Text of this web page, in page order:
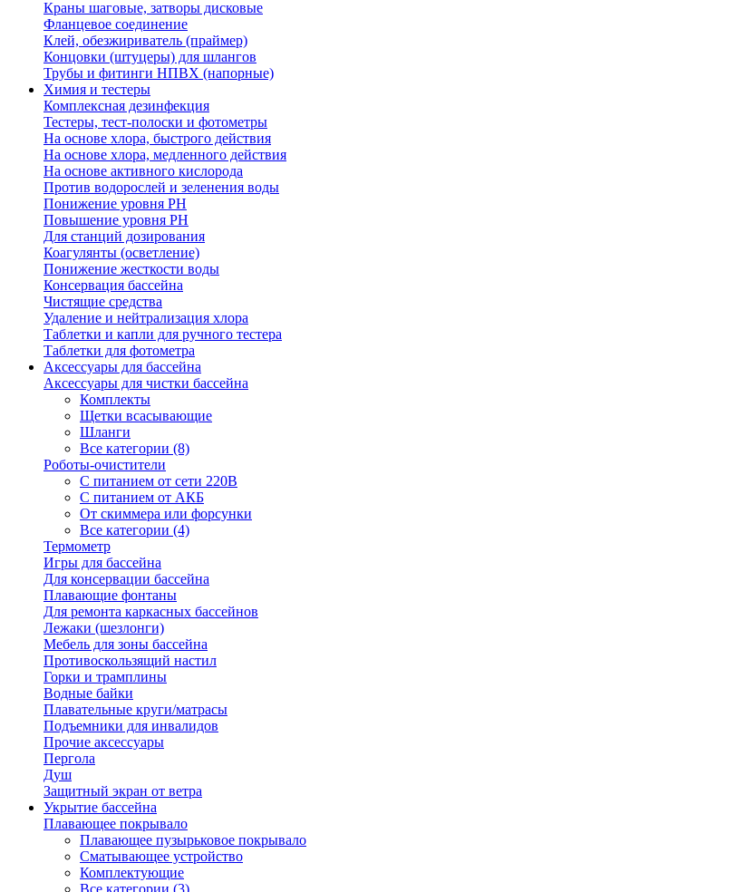
Краны шаговые, затворы дисковые
Фланцевое соединение
Клей, обезжириватель (праймер)
Концовки (штуцеры) для шлангов
Трубы и фитинги НПВХ (напорные)
Химия и тестеры
Комплексная дезинфекция
Тестеры, тест-полоски и фотометры
На основе хлора, быстрого действия
На основе хлора, медленного действия
На основе активного кислорода
Против водорослей и зеленения воды
Понижение уровня РН
Повышение уровня РН
Для станций дозирования
Коагулянты (осветление)
Понижение жесткости воды
Консервация бассейна
Чистящие средства
Удаление и нейтрализация хлора
Таблетки и капли для ручного тестера
Таблетки для фотометра
Аксессуары для бассейна
Аксессуары для чистки бассейна
Комплекты
Щетки всасывающие
Шланги
Все категории (8)
Роботы-очистители
С питанием от сети 220В
С питанием от АКБ
От скиммера или форсунки
Все категории (4)
Термометр
Игры для бассейна
Для консервации бассейна
Плавающие фонтаны
Для ремонта каркасных бассейнов
Лежаки (шезлонги)
Мебель для зоны бассейна
Противоскользящий настил
Горки и трамплины
Водные байки
Плавательные круги/матрасы
Подъемники для инвалидов
Прочие аксессуары
Пергола
Душ
Защитный экран от ветра
Укрытие бассейна
Плавающее покрывало
Плавающее пузырьковое покрывало
Сматывающее устройство
Комплектующие
Все категории (3)